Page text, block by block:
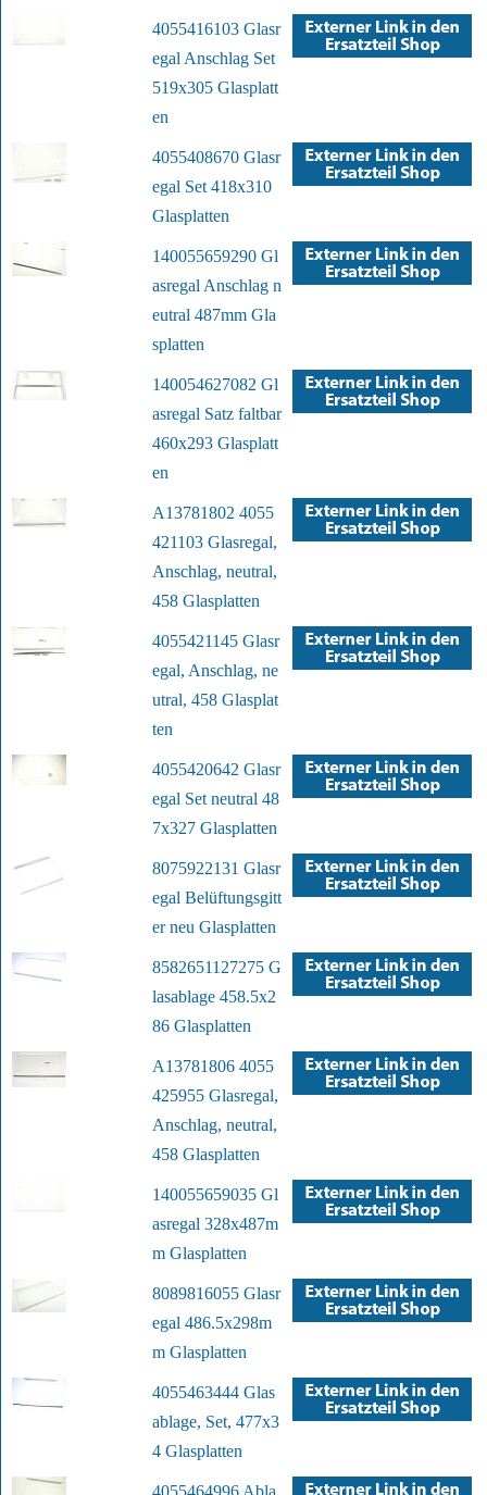
4055416103 Glasr
egal Anschlag Set
519x305 Glasplatt
en
4055408670 Glasr
egal Set 418x310
Glasplatten
140055659290 Gl
asregal Anschlag n
eutral 487mm Gla
splatten
140054627082 Gl
asregal Satz faltbar
460x293 Glasplatt
en
A13781802 4055
421103 Glasregal,
Anschlag, neutral,
458 Glasplatten
4055421145 Glasr
egal, Anschlag, ne
utral, 458 Glasplat
ten
4055420642 Glasr
egal Set neutral 48
7x327 Glasplatten
8075922131 Glasr
egal Belüftungsgitt
er neu Glasplatten
8582651127275 G
lasablage 458.5x2
86 Glasplatten
A13781806 4055
425955 Glasregal,
Anschlag, neutral,
458 Glasplatten
140055659035 Gl
asregal 328x487m
m Glasplatten
8089816055 Glasr
egal 486.5x298m
m Glasplatten
4055463444 Glas
ablage, Set, 477x3
4 Glasplatten
4055464996 Abla